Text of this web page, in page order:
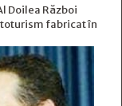
Doilea Război
fabricat în